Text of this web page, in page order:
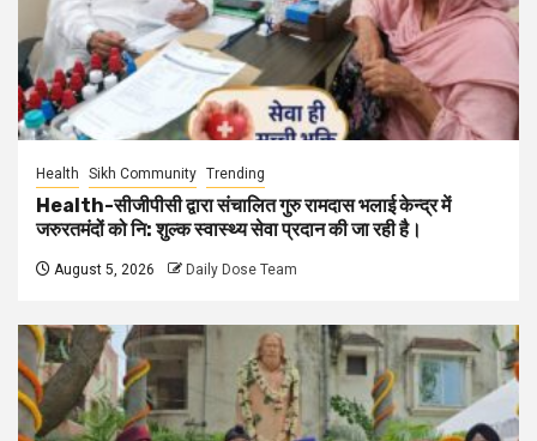
Health Sikh Community Trending
Health-सीजीपीसी द्वारा संचालित गुरु रामदास भलाई केन्द्र में
जरुरतमंदों को नि: शुल्क स्वास्थ्य सेवा प्रदान की जा रही है।
August 5, 2026 Daily Dose Team